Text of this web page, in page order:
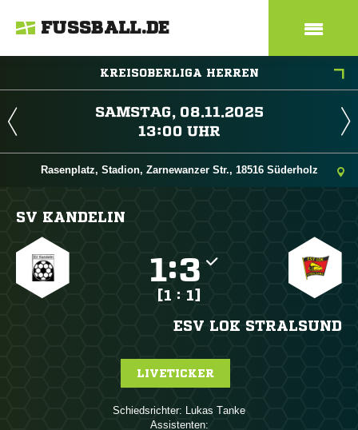
FUSSBALL.DE
KREISOBERLIGA HERREN
 
 
Rasenplatz, Stadion, Zarnewanzer Str., 18516 Süderholz
SV KANDELIN
:
[1 : 1]
ESV LOK STRALSUND
LIVETICKER
Schiedsrichter:  
Assistenten: